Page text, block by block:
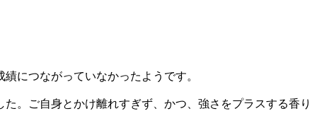
につながっていなかったようです。
。ご自身とかけ離れすぎず、かつ、強さをプラスする香り